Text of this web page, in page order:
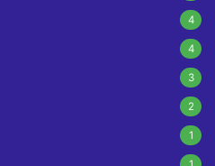
4
4
3
2
1